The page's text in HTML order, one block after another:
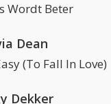
Wordt Beter
Dean
(To Fall In Love)
Dekker